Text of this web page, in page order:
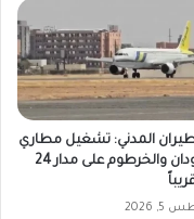
المدني: تشغيل مطاري
بورتسودان والخرطوم على مدار 24
2026